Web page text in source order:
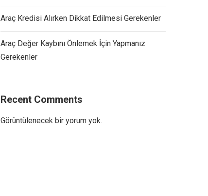
Araç Kredisi Alırken Dikkat Edilmesi Gerekenler
Araç Değer Kaybını Önlemek İçin Yapmanız
Gerekenler
Recent Comments
Görüntülenecek bir yorum yok.